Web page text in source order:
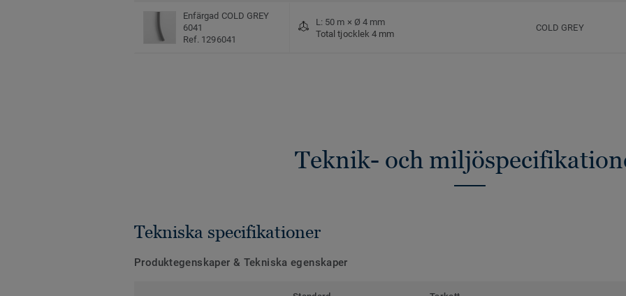
Enfärgad COLD GREY
6041
Ref. 1296041
L: 50 m × Ø 4 mm
Total tjocklek 4 mm
COLD GREY
Teknik- och
Tekniska specifikationer
Produktegenskaper & Tekniska egenskaper